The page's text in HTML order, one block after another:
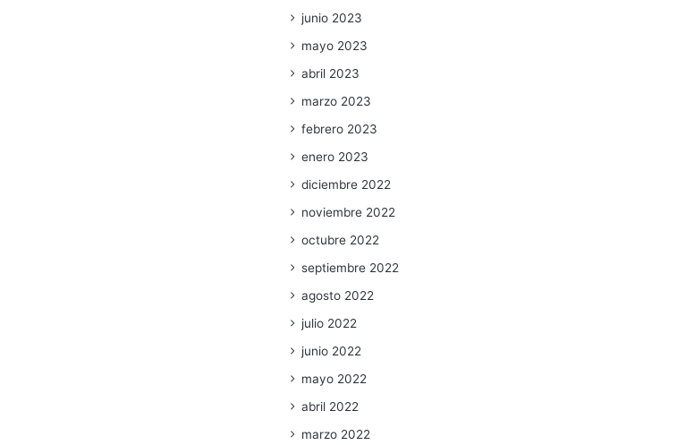
junio 2023
mayo 2023
abril 2023
marzo 2023
febrero 2023
enero 2023
diciembre 2022
noviembre 2022
octubre 2022
septiembre 2022
agosto 2022
julio 2022
junio 2022
mayo 2022
abril 2022
marzo 2022